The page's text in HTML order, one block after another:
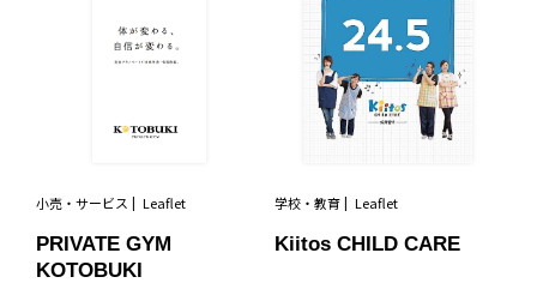
小売・サービス Leaflet
PRIVATE GYM
KOTOBUKI
学校・教育 Leaflet
Kiitos CHILD CARE